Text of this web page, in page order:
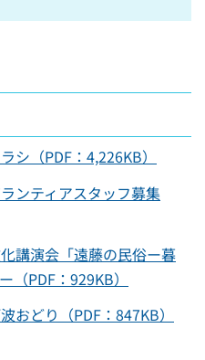
シ（PDF：4,226KB）
ンティアスタッフ募集
講演会「遠藤の民俗ー暮
PDF：929KB）
どり（PDF：847KB）